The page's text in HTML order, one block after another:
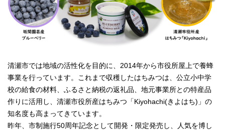
清瀬市では地域の活性化を目的に、2014年から市役所屋上で養蜂
事業を行っています。これまで収穫したはちみつは、公立小中学
校の給食の材料、ふるさと納税の返礼品、地元事業所との特産品
作りに活用し、清瀬市役所産はちみつ「Kiyohachi(きよはち)」の
知名度も高まってきています。
昨年、市制施行50周年記念として開発・限定発売し、人気を博し